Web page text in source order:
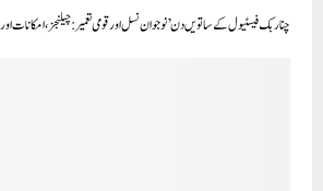
چنار بک فیسٹیول کے ساتویں دن ’نوجوان نسل اور قومی تعمیر: چیلنجز، امکانات